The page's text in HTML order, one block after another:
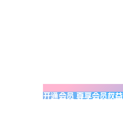
开通会员 尊享会员权益